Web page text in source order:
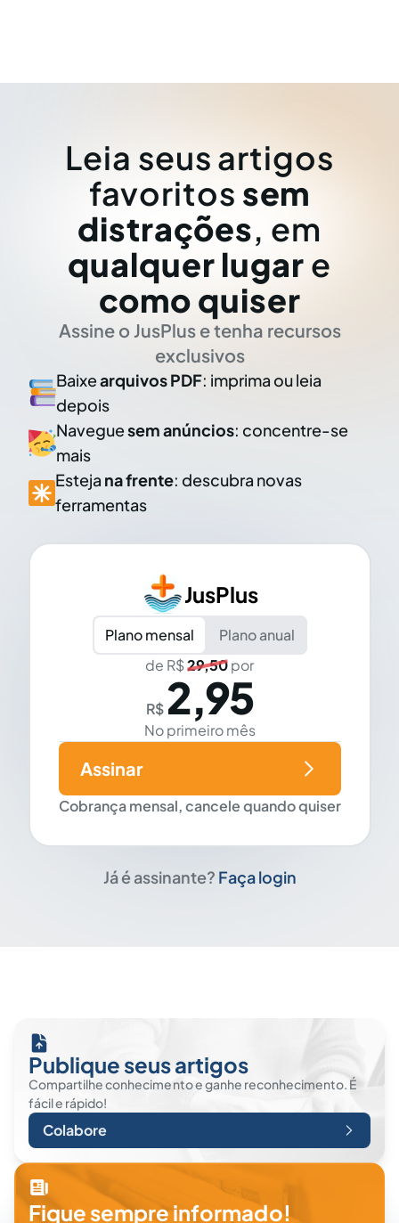
Leia seus artigos
favoritos sem
distrações, em
qualquer lugar e
como quiser
Assine o JusPlus e tenha recursos
exclusivos
Baixearquivos PDF: imprima ou leia
depois
Naveguesem anúncios: concentre-se
mais
Esteja na frente: descubra novas
ferramentas
JusPlus
Plano mensal
Plano anual
de R$29,50por
R$ 2,95
No primeiro mês
Cobrança mensal, cancele quando quiser
Assinar
Já é assinante? Faça login
Publique seus artigos
Compartilhe conhecimento e ganhe reconhecimento. É
fácil e rápido!
Colabore
Fique sempre informado!